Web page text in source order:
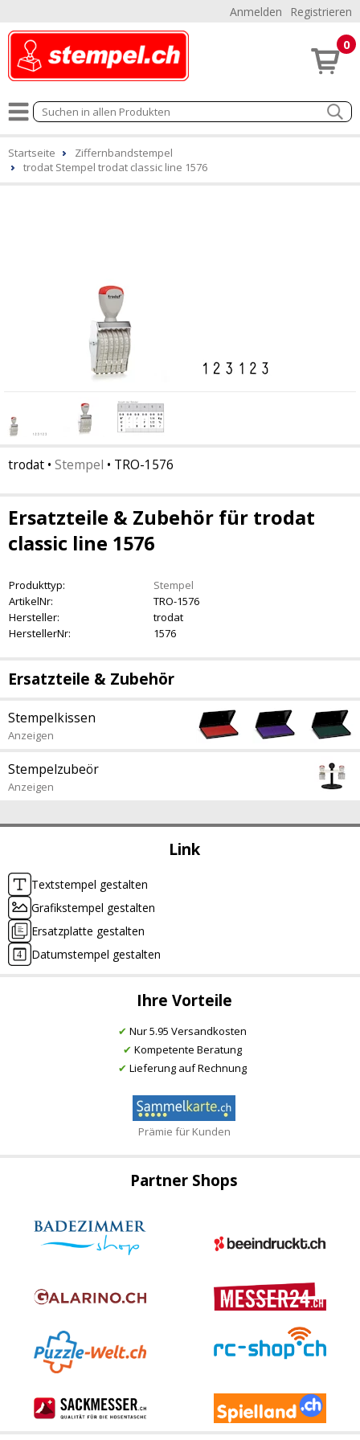
Anmelden Registrieren
0
Link
Textstempel gestalten
Grafikstempel gestalten
Ersatzplatte gestalten
Datumstempel gestalten
Ihre Vorteile
✔ Nur 5.95 Versandkosten
✔ Kompetente Beratung
✔ Lieferung auf Rechnung
Prämie für Kunden
Startseite
Ziffernbandstempel
trodat Stempel trodat classic line 1576
trodat • Stempel • TRO-1576
Ersatzteile & Zubehör für trodat
classic line 1576
Produkttyp:
Stempel
ArtikelNr:
TRO-1576
Hersteller:
trodat
HerstellerNr:
1576
Ersatzteile & Zubehör
Stempelkissen
Anzeigen
Stempelzubeör
Anzeigen
Partner Shops